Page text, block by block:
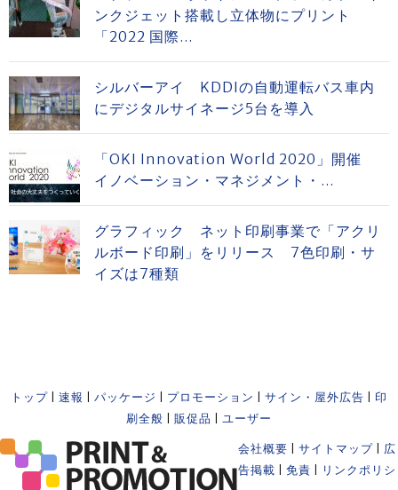
ンクジェット搭載し立体物にプリント
「2022 国際...
シルバーアイ KDDIの自動運転バス車内
にデジタルサイネージ5台を導入
「OKI Innovation World 2020」開催
イノベーション・マネジメント・...
グラフィック ネット印刷事業で「アクリ
ルボード印刷」をリリース 7色印刷・サ
イズは7種類
トップ 速報 パッケージ プロモーション サイン・屋外広告
印
刷全般
販促品 ユーザー
会社概要 サイトマップ
広
告掲載
免責
リンクポリシ